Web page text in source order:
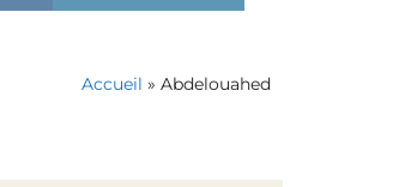
Accueil » Abdelouahed